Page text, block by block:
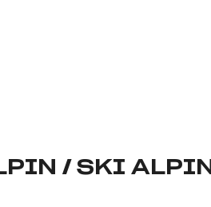
/ SKI ALPIN